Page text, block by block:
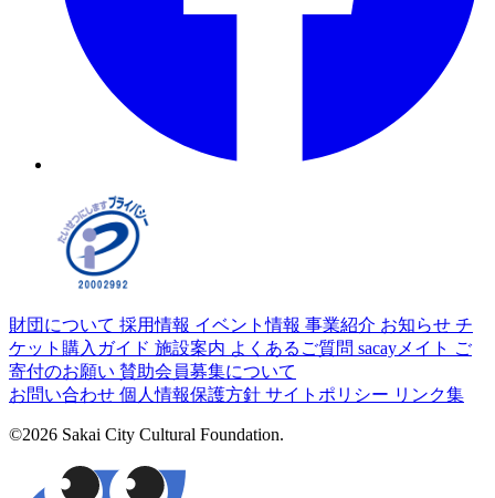
財団について 採用情報 イベント情報 事業紹介 お知らせ チ
ケット購入ガイド 施設案内 よくあるご質問 sacayメイト ご
寄付のお願い 賛助会員募集について
お問い合わせ 個人情報保護方針 サイトポリシー リンク集
©2026 Sakai City Cultural Foundation.